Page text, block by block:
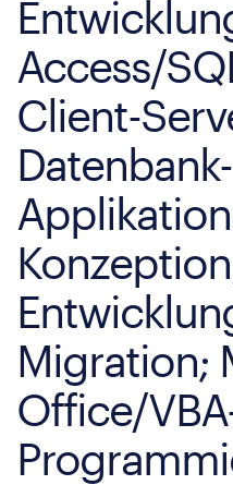
Access/
Client-
Datenbank-
Migration;
Office/